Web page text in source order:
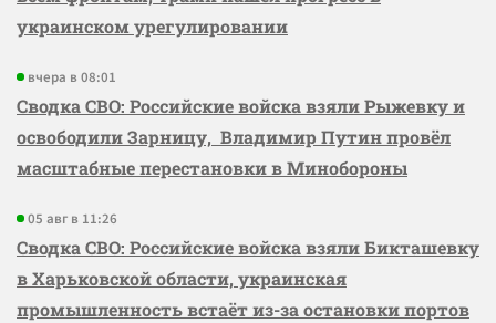
украинском урегулировании
вчера в 08:01
Сводка СВО: Российские войска взяли Рыжевку и
освободили Зарницу, Владимир Путин провёл
масштабные перестановки в Минобороны
05 авг в 11:26
Сводка СВО: Российские войска взяли Бикташевку
в Харьковской области, украинская
промышленность встаёт из-за остановки портов